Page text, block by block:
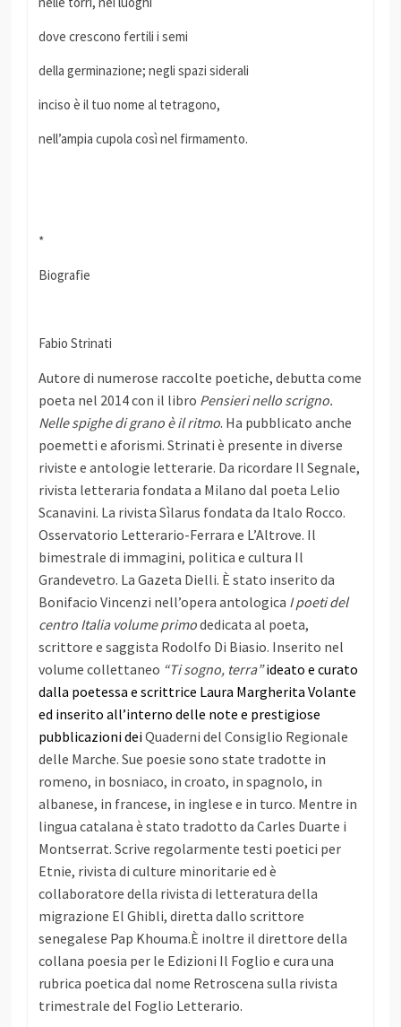
dove crescono fertili i semi
della germinazione; negli spazi siderali
inciso è il tuo nome al tetragono,
nell’ampia cupola così nel firmamento.
*
Biografie
Fabio Strinati
Autore di numerose raccolte poetiche, debutta come
poeta nel 2014 con il libro Pensieri nello scrigno.
Nelle spighe di grano è il ritmo. Ha pubblicato anche
poemetti e aforismi. Strinati è presente in diverse
riviste e antologie letterarie. Da ricordare Il Segnale,
rivista letteraria fondata a Milano dal poeta Lelio
Scanavini. La rivista Sìlarus fondata da Italo Rocco.
Osservatorio Letterario-Ferrara e L’Altrove. Il
bimestrale di immagini, politica e cultura Il
Grandevetro. La Gazeta Dielli. È stato inserito da
Bonifacio Vincenzi nell’opera antologica I poeti del
centro Italia volume primodedicata al poeta,
scrittore e saggista Rodolfo Di Biasio. Inserito nel
volume collettaneo “Ti sogno, terra”ideato e curato
dalla poetessa e scrittrice Laura Margherita Volante
ed inserito all’interno delle note e prestigiose
pubblicazioni deiQuaderni del Consiglio Regionale
delle Marche. Sue poesie sono state tradotte in
romeno, in bosniaco, in croato, in spagnolo, in
albanese, in francese, in inglese e in turco. Mentre in
lingua catalana è stato tradotto da Carles Duarte i
Montserrat. Scrive regolarmente testi poetici per
Etnie, rivista di culture minoritarie ed è
collaboratore della rivista di letteratura della
migrazione El Ghibli, diretta dallo scrittore
senegalese Pap Khouma.È inoltre il direttore della
collana poesia per le Edizioni Il Foglio e cura una
rubrica poetica dal nome Retroscena sulla rivista
trimestrale del Foglio Letterario.